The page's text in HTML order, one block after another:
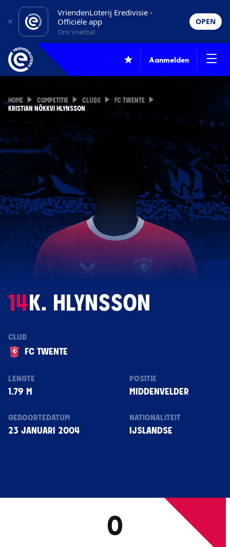
VriendenLoterij Eredivisie -
Officiële app
Ons Voetbal
OPEN
Aanmelden
HOME COMPETITIE CLUBS
FC TWENTE
KRISTIAN NÖKKVI HLYNSSON
14K. HLYNSSON
CLUB
FC TWENTE
LENGTE
1.79 M
POSITIE
MIDDENVELDER
GEBOORTEDATUM
23 JANUARI 2004
NATIONALITEIT
IJSLANDSE
0